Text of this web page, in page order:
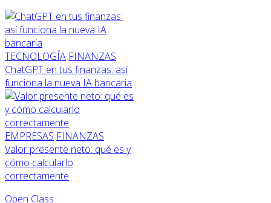
TECNOLOGÍA FINANZAS
ChatGPT en tus finanzas: así
funciona la nueva IA bancaria
EMPRESAS FINANZAS
Valor presente neto: qué es y
cómo calcularlo
correctamente
Open Class